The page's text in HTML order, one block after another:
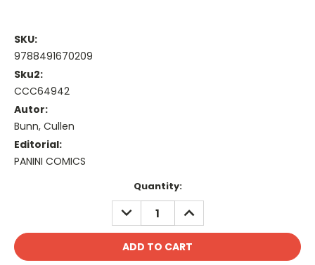
SKU:
9788491670209
Sku2:
CCC64942
Autor:
Bunn, Cullen
Editorial:
PANINI COMICS
Quantity:
DECREASE
QUANTITY:
INCREASE
QUANTITY: